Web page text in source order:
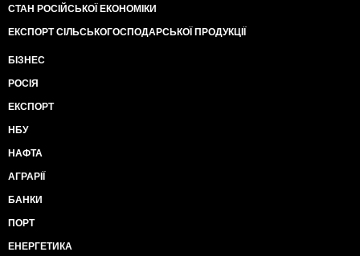
СТАН РОСІЙСЬКОЇ ЕКОНОМІКИ
ЕКСПОРТ СІЛЬСЬКОГОСПОДАРСЬКОЇ ПРОДУКЦІЇ
БІЗНЕС
РОСІЯ
ЕКСПОРТ
НБУ
НАФТА
АГРАРІЇ
БАНКИ
ПОРТ
ЕНЕРГЕТИКА